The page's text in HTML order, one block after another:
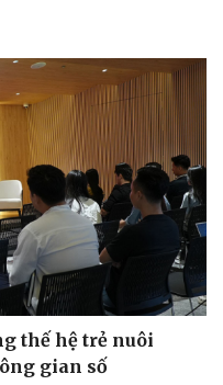
thế hệ trẻ nuôi
gian số